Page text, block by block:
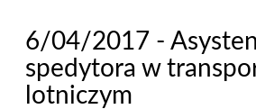
6/04/2017 -
spedytora w
lotniczym